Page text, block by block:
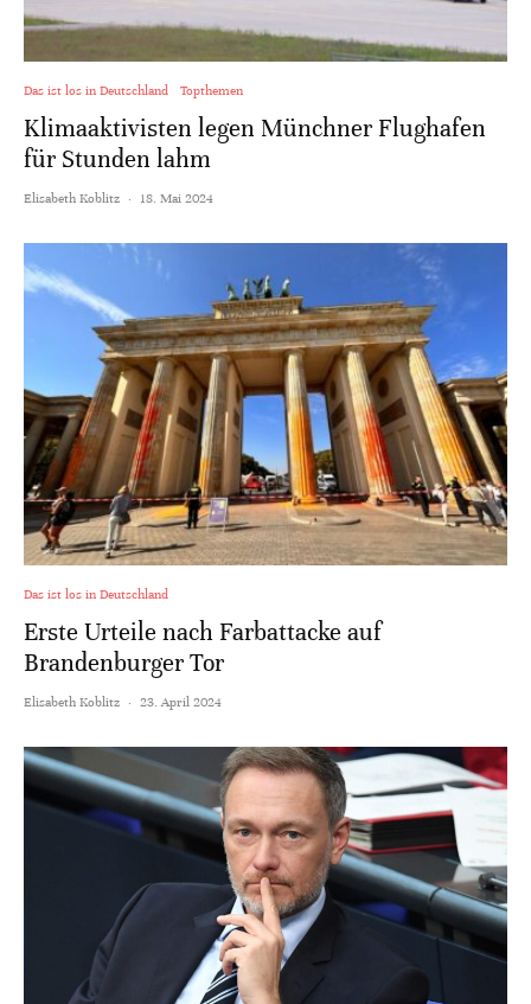
Das ist los in Deutschland Topthemen
Klimaaktivisten legen Münchner Flughafen
für Stunden lahm
Elisabeth Koblitz · 18. Mai 2024
Das ist los in Deutschland
Erste Urteile nach Farbattacke auf
Brandenburger Tor
Elisabeth Koblitz · 23. April 2024